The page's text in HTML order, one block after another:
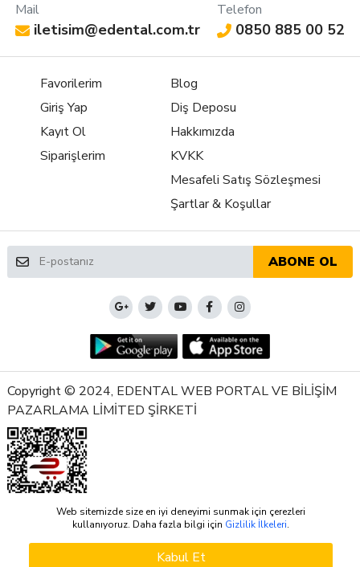
Mail
iletisim@edental.com.tr
Telefon
0850 885 00 52
Favorilerim
Giriş Yap
Kayıt Ol
Siparişlerim
Blog
Diş Deposu
Hakkımızda
KVKK
Mesafeli Satış Sözleşmesi
Şartlar & Koşullar
ABONE OL
Copyright © 2024, EDENTAL WEB PORTAL VE BİLİŞİM
PAZARLAMA LİMİTED ŞİRKETİ
Web sitemizde size en iyi deneyimi sunmak için çerezleri
kullanıyoruz. Daha fazla bilgi için Gizlilik İlkeleri.
Kabul Et